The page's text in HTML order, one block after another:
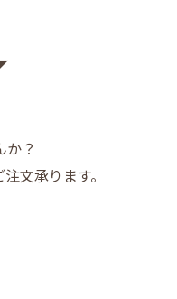
か？
文承ります。